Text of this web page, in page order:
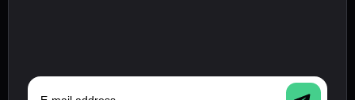
E-mail address